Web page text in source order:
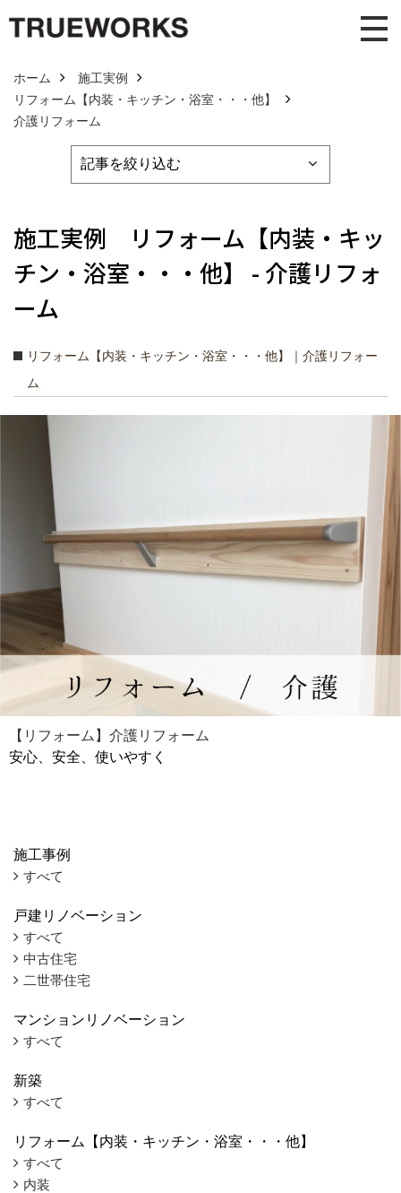
ホーム
施工実例
リフォーム【内装・キッチン・浴室・・・他】
介護リフォーム
施工実例 リフォーム【内装・キッ
チン・浴室・・・他】 - 介護リフォ
ーム
リフォーム【内装・キッチン・浴室・・・他】｜介護リフォー
ム
【リフォーム】介護リフォーム
安心、安全、使いやすく
施工事例
すべて
戸建リノベーション
すべて
中古住宅
二世帯住宅
マンションリノベーション
すべて
新築
すべて
リフォーム【内装・キッチン・浴室・・・他】
すべて
内装